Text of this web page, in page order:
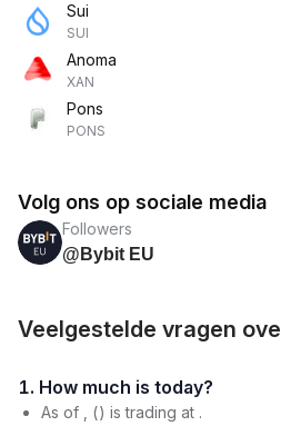
Sui
SUI
Anoma
XAN
Pons
PONS
Volg ons op sociale media
Followers
@Bybit EU
Veelgestelde vragen
1. How much is today?
As of , () is trading at .